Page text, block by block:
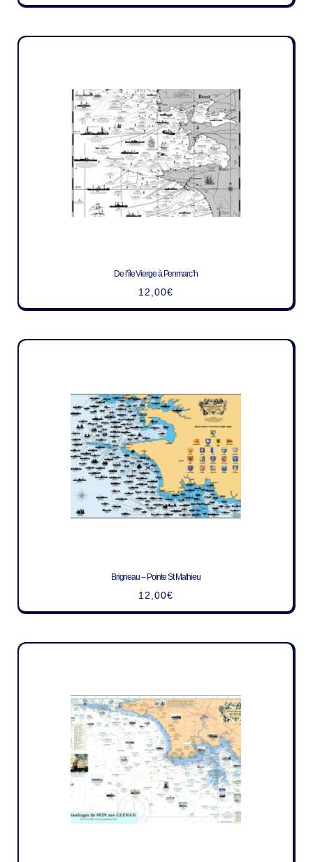
De l’île Vierge à Penmarc’h
12,00€
Brigneau – Pointe St Mathieu
12,00€